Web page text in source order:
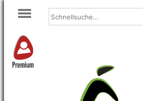
Premium